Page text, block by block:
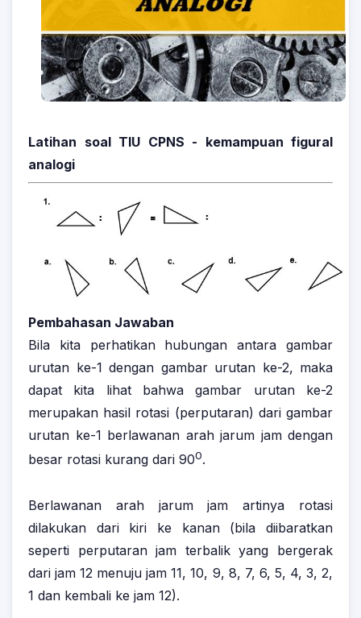
Latihan soal TIU CPNS - kemampuan figural
analogi
Pembahasan Jawaban
Bila kita perhatikan hubungan antara gambar
urutan ke-1 dengan gambar urutan ke-2, maka
dapat kita lihat bahwa gambar urutan ke-2
merupakan hasil rotasi (perputaran) dari gambar
urutan ke-1 berlawanan arah jarum jam dengan
besar rotasi kurang dari 900.
Berlawanan arah jarum jam artinya rotasi
dilakukan dari kiri ke kanan (bila diibaratkan
seperti perputaran jam terbalik yang bergerak
dari jam 12 menuju jam 11, 10, 9, 8, 7, 6, 5, 4, 3, 2,
1 dan kembali ke jam 12).